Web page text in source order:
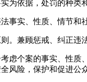
为依据，处罚的种
法事实、性质、情节
。兼顾惩戒、纠正
考虑个案的事实、性
风险，保护和促进公